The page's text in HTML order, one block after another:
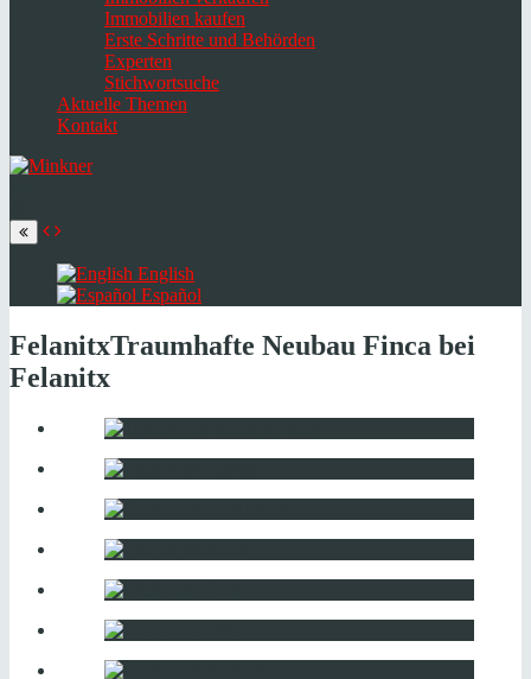
Immobilien kaufen
Erste Schritte und Behörden
Experten
Stichwortsuche
Aktuelle Themen
Kontakt
language
English
Español
FelanitxTraumhafte Neubau Finca bei
Felanitx